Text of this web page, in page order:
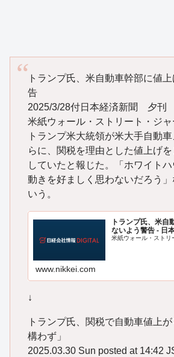
トランプ氏、米自動車幹部に値
告
2025/3/28付日本経済新聞 夕刊
米紙ウォール・ストリート・ジャ
トランプ米大統領が米大手自動
らに、関税を理由とした値上げ
していたと報じた。「ホワイト
動きを好ましく思わないだろう
いう。
トランプ氏、米自
ないよう警告 - 日
米紙ウォール・スト
www.nikkei.com
↓
トランプ氏、関税で自動車値上
構わず」
2025.03.30 Sun posted at 14:42